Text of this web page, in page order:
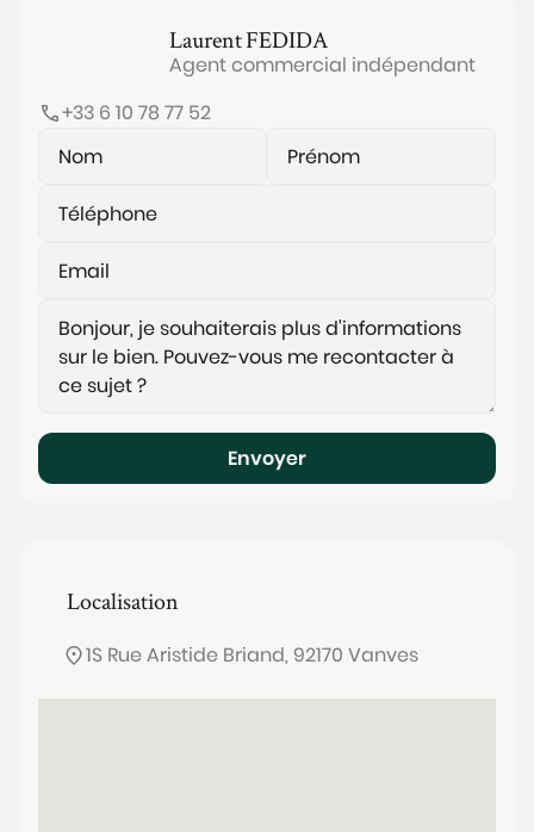
LaurentFEDIDA
Agent commercial indépendant
+33 6 10 78 77 52
Envoyer
Localisation
1S Rue Aristide Briand, 92170 Vanves